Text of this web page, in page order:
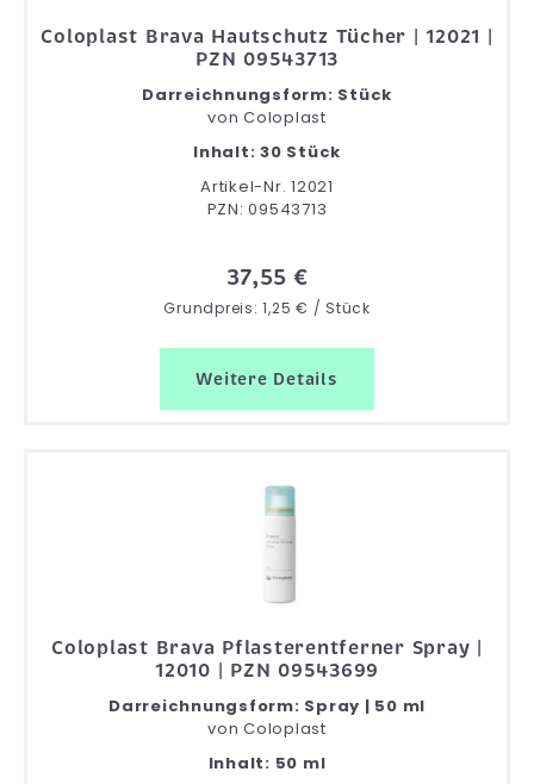
Coloplast Brava Hautschutz Tücher | 12021 |
PZN 09543713
Darreichnungsform: Stück
vonColoplast
Inhalt: 30 Stück
Artikel-Nr. 12021
PZN: 09543713
37,55 €
Grundpreis: 1,25 € / Stück
Weitere Details
Coloplast Brava Pflasterentferner Spray |
12010 | PZN 09543699
Darreichnungsform: Spray | 50 ml
vonColoplast
Inhalt: 50 ml